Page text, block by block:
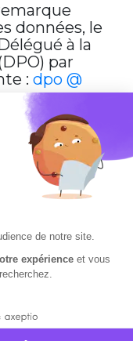
données, le
à la
par
: dpo @
de vos
Plan du site
de conformité et